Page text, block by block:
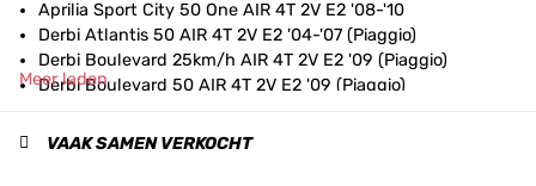
Aprilia Sport City 50 One AIR 4T 2V E2 '08-'10
Derbi Atlantis 50 AIR 4T 2V E2 '04-'07 (Piaggio)
Derbi Boulevard 25km/h AIR 4T 2V E2 '09 (Piaggio)
Derbi Boulevard 50 AIR 4T 2V E2 '09 (Piaggio)
Italjet Torpedo 50 AIR 4T 2V E2 '04 (Piaggio)
Meer laden
VAAK SAMEN VERKOCHT